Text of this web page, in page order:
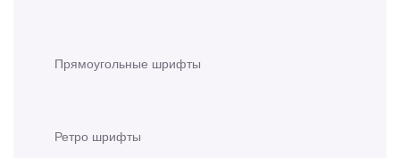
Прямоугольные шрифты
Ретро шрифты